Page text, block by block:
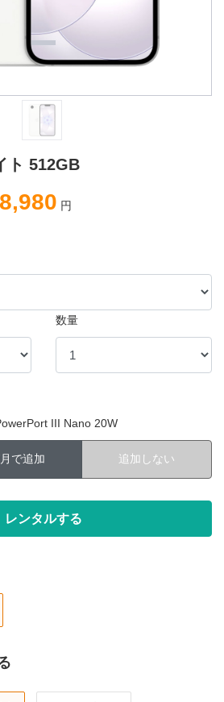
ト 512GB
8,980 円
数量
III Nano 20W
で追加 追加しない